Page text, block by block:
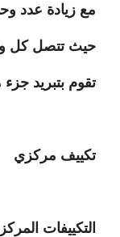
مع زيادة عدد
حيث تتصل كل
تقوم بتبريد
تكييف مركزي
التكييفات